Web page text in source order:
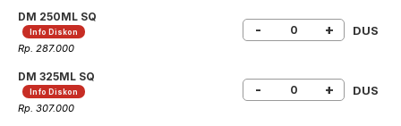
DM 250ML SQ
Info Diskon
Rp. 287.000
- + DUS
DM 325ML SQ
Info Diskon
Rp. 307.000
- + DUS